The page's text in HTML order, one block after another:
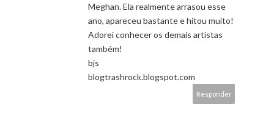
Meghan. Ela realmente arrasou esse
ano, apareceu bastante e hitou muito!
Adorei conhecer os demais artistas
também!
bjs
blogtrashrock.blogspot.com
Responder